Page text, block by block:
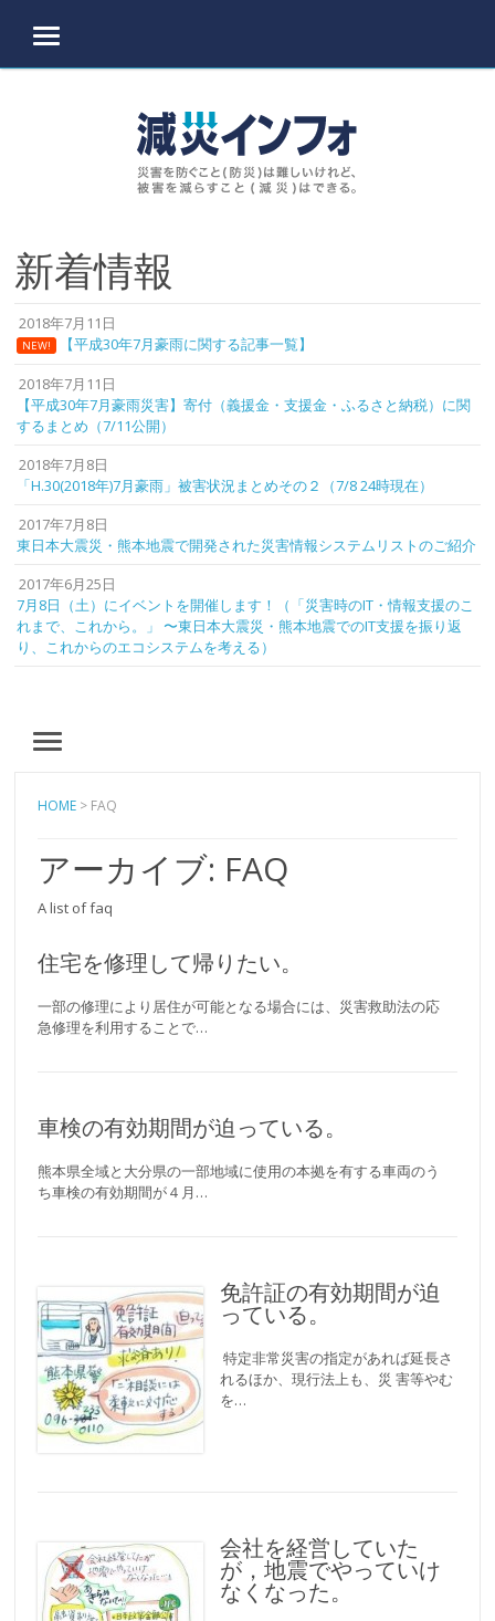
MENU
新着情報
2018年7月11日
NEW! 【平成30年7月豪雨に関する記事一覧】
2018年7月11日
【平成30年7月豪雨災害】寄付（義援金・支援金・ふるさと納税）に関
するまとめ（7/11公開）
2018年7月8日
「H.30(2018年)7月豪雨」被害状況まとめその２（7/8 24時現在）
2017年7月8日
東日本大震災・熊本地震で開発された災害情報システムリストのご紹介
2017年6月25日
7月8日（土）にイベントを開催します！（「災害時のIT・情報支援のこ
れまで、これから。」 〜東日本大震災・熊本地震でのIT支援を振り返
り、これからのエコシステムを考える）
MENU
HOME > FAQ
アーカイブ: FAQ
A list of faq
住宅を修理して帰りたい。
一部の修理により居住が可能となる場合には、災害救助法の応
急修理を利用することで…
車検の有効期間が迫っている。
熊本県全域と大分県の一部地域に使用の本拠を有する車両のう
ち車検の有効期間が４月…
免許証の有効期間が迫
っている。
特定非常災害の指定があれば延長さ
れるほか、現行法上も、災 害等やむ
を…
会社を経営していた
が，地震でやっていけ
なくなった。